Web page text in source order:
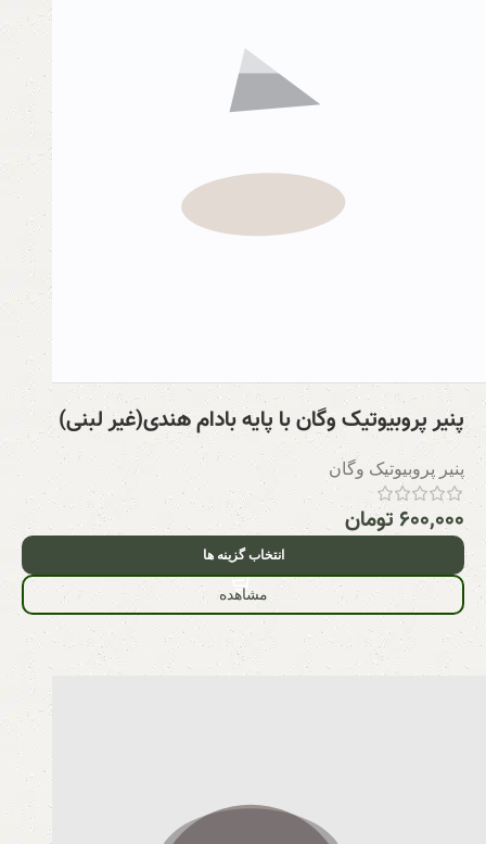
پنیر پروبیوتیک وگان با پایه بادام هندی(غیر لبنی)
پنیر پروبیوتیک وگان
۶۰۰,۰۰۰تومان
انتخاب گزینه ها
مشاهده